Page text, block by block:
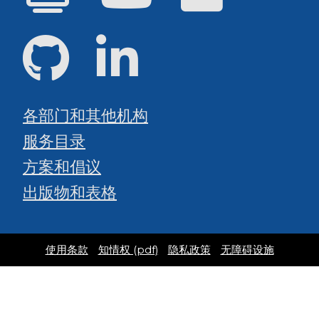
GitHub
各部门和其他机构
服务目录
方案和倡议
出版物和表格
使用条款 知情权 (pdf) 隐私政策 无障碍设施